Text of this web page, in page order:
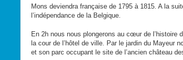
Mons deviendra française de 1795 à 1815. A la
l’indépendance de la Belgique.
En 2h nous nous plongerons au cœur de l’histoire
la cour de l’hôtel de ville. Par le jardin du Mayeur
et son parc occupant le site de l’ancien château